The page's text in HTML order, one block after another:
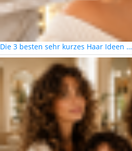
Die 3 besten sehr kurzes Haar Ideen …